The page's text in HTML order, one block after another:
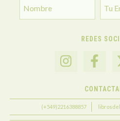
REDES
(+549)2216388857